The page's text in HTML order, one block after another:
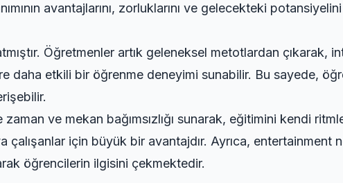
avantajlarını, zorluklarını ve gelecekteki
Öğretmenler artık geleneksel metotlardan çıkarak,
daha etkili bir öğrenme deneyimi sunabilir. Bu sayede,
ve mekan bağımsızlığı sunarak, eğitimini kendi
için büyük bir avantajdır. Ayrıca, entertainment
öğrencilerin ilgisini çekmektedir.